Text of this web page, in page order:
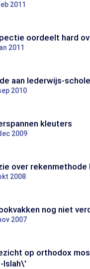
2011
oordeelt hard
2011
aan Iederwijs-
2010
kleuters
2009
over rekenmethode
2008
nog niet
2007
op orthodox
Islah\'